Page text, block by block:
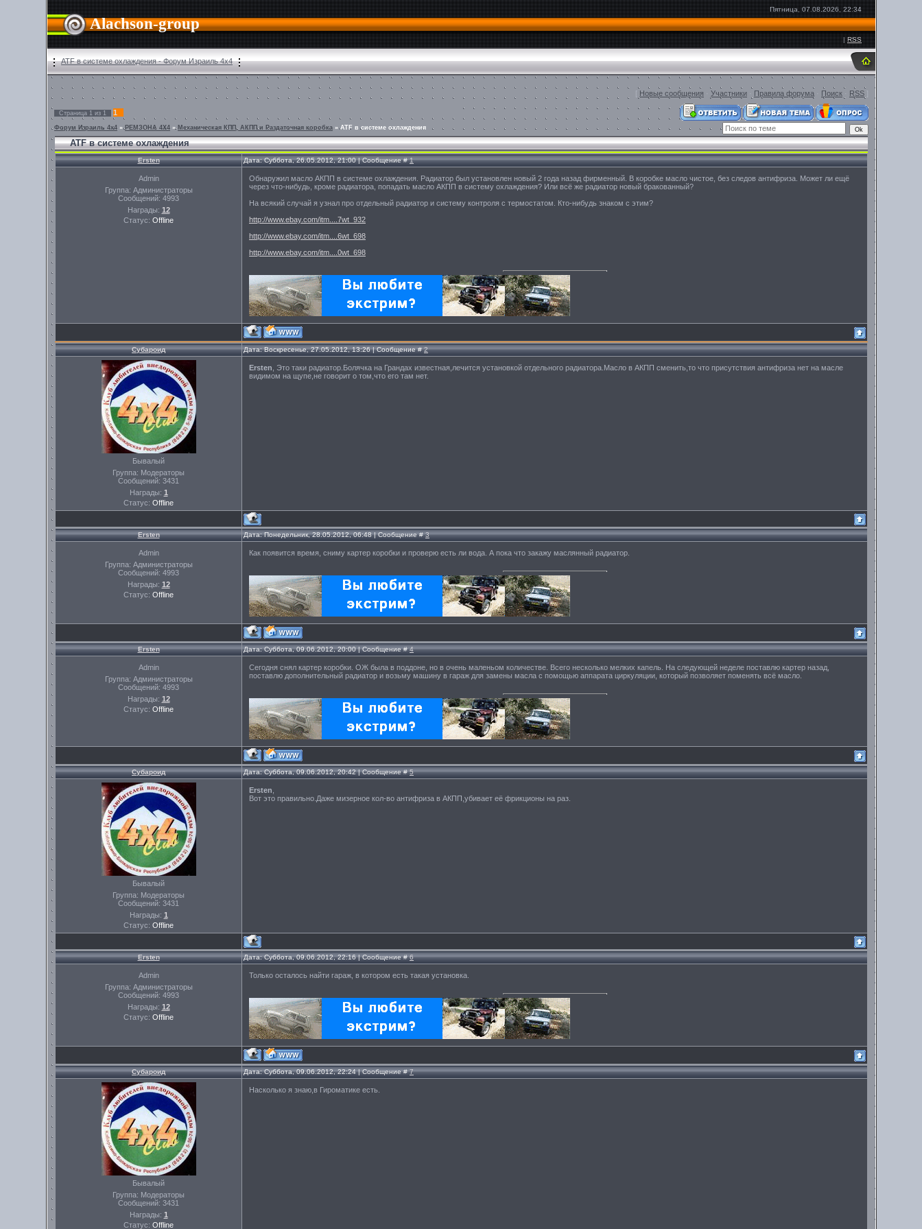
Alachson-group
Пятница, 07.08.2026, 22:34
|RSS
ATF в системе охлаждения - Форум Израиль 4х4
[ Новые сообщения Участники Правила форума Поиск RSS ]
Страница 1 из 1 1
Форум Израиль 4х4 » РЕМЗОНА 4Х4 » Механическая КПП, АКПП и Раздаточная коробка » ATF в системе охлаждения
ATF в системе охлаждения
Ersten Дата: Суббота, 26.05.2012, 21:00 | Сообщение #1
Admin
Группа: Администраторы
Сообщений: 4993
Награды: 12
Статус: Offline
Обнаружил масло АКПП в системе охлаждения. Радиатор был установлен новый 2 года назад фирменный. В коробке масло чистое, без следов антифриза. Может ли ещё
через что-нибудь, кроме радиатора, попадать масло АКПП в систему охлаждения? Или всё же радиатор новый бракованный?
На всякий случай я узнал про отдельный радиатор и систему контроля с термостатом. Кто-нибудь знаком с этим?
http://www.ebay.com/itm....7wt_932
http://www.ebay.com/itm....6wt_698
http://www.ebay.com/itm....0wt_698
Субароид Дата: Воскресенье, 27.05.2012, 13:26 | Сообщение #2
Бывалый
Группа: Модераторы
Сообщений: 3431
Награды: 1
Статус: Offline
Ersten , Это таки радиатор.Болячка на Грандах известная,лечится установкой отдельного радиатора.Масло в АКПП сменить,то что присутствия антифриза нет на масле
видимом на щупе,не говорит о том,что его там нет.
Ersten Дата: Понедельник, 28.05.2012, 06:48 | Сообщение #3
Admin
Группа: Администраторы
Сообщений: 4993
Награды: 12
Статус: Offline
Как появится время, сниму картер коробки и проверю есть ли вода. А пока что закажу маслянный радиатор.
Ersten Дата: Суббота, 09.06.2012, 20:00 | Сообщение #4
Admin
Группа: Администраторы
Сообщений: 4993
Награды: 12
Статус: Offline
Сегодня снял картер коробки. ОЖ была в поддоне, но в очень маленьом количестве. Всего несколько мелких капель. На следующей неделе поставлю картер назад,
поставлю дополнительный радиатор и возьму машину в гараж для замены масла с помощью аппарата циркуляции, который позволяет поменять всё масло.
Субароид Дата: Суббота, 09.06.2012, 20:42 | Сообщение #5
Бывалый
Группа: Модераторы
Сообщений: 3431
Награды: 1
Статус: Offline
Ersten
Вот это правильно.Даже мизерное кол-во антифриза в АКПП,убивает её фрикционы на раз.
Ersten Дата: Суббота, 09.06.2012, 22:16 | Сообщение #6
Admin
Группа: Администраторы
Сообщений: 4993
Награды: 12
Статус: Offline
Только осталось найти гараж, в котором есть такая установка.
Субароид Дата: Суббота, 09.06.2012, 22:24 | Сообщение #7
Бывалый
Группа: Модераторы
Сообщений: 3431
Награды: 1
Статус: Offline
Насколько я знаю,в Гироматике есть.